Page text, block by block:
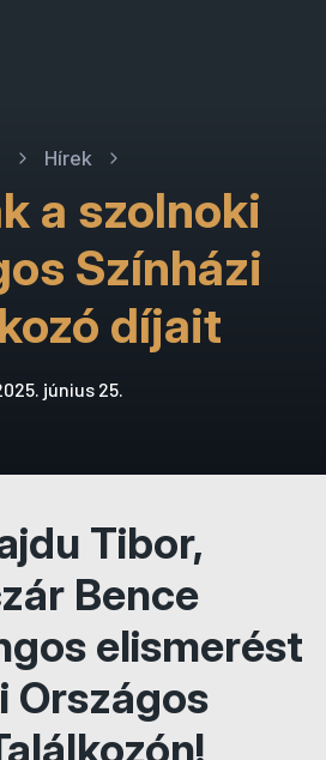
Hírek
a szolnoki
Színházi
díjait
június 25.
Tibor,
Bence
elismerést
Országos